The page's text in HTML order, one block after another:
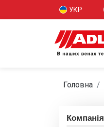
УКР
Головна
Компанія